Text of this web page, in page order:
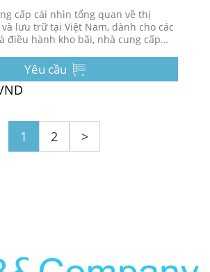
cấp cái nhìn tổng quan về thị
lưu trữ tại Việt Nam, dành cho các
điều hành kho bãi, nhà cung cấp
Yêu cầu
1 2 >